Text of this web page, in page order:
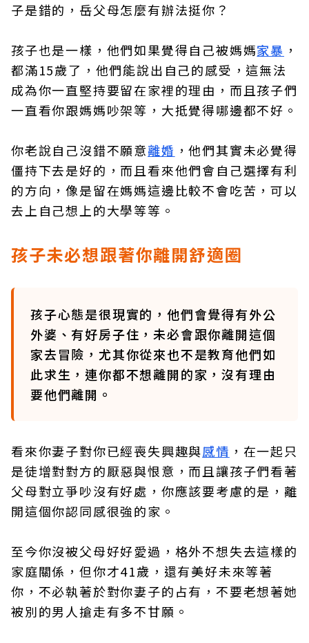
子是錯的，岳父母怎麼有辦法挺你？
孩子也是一樣，他們如果覺得自己被媽媽家暴 ，
都滿15歲了，他們能說出自己的感受，這無法
成為你一直堅持要留在家裡的理由，而且孩子們
一直看你跟媽媽吵架等，大抵覺得哪邊都不好。
你老說自己沒錯不願意離婚 ，他們其實未必覺得
僵持下去是好的，而且看來他們會自己選擇有利
的方向，像是留在媽媽這邊比較不會吃苦，可以
去上自己想上的大學等等。
孩子未必想跟著你離開舒適圈
孩子心態是很現實的，他們會覺得有外公
外婆、有好房子住，未必會跟你離開這個
家去冒險，尤其你從來也不是教育他們如
此求生，連你都不想離開的家，沒有理由
要他們離開。
看來你妻子對你已經喪失興趣與感情 ，在一起只
是徒增對對方的厭惡與恨意，而且讓孩子們看著
父母對立爭吵沒有好處，你應該要考慮的是，離
開這個你認同感很強的家。
至今你沒被父母好好愛過，格外不想失去這樣的
家庭關係，但你才41歲，還有美好未來等著
你，不必執著於對你妻子的占有，不要老想著她
被別的男人搶走有多不甘願。